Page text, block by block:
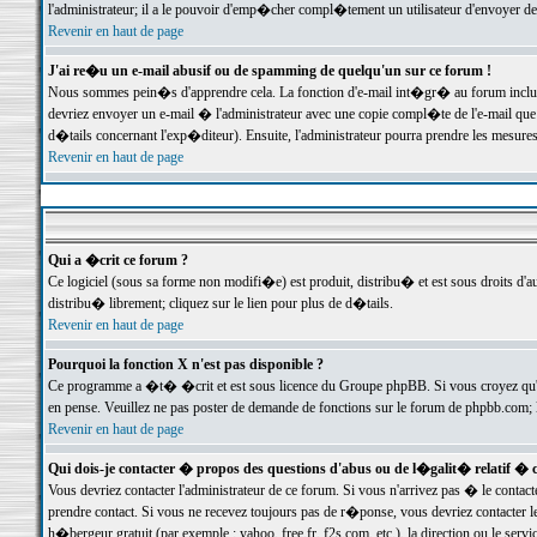
l'administrateur; il a le pouvoir d'emp�cher compl�tement un utilisateur d'envoyer
Revenir en haut de page
J'ai re�u un e-mail abusif ou de spamming de quelqu'un sur ce forum !
Nous sommes pein�s d'apprendre cela. La fonction d'e-mail int�gr� au forum inclut
devriez envoyer un e-mail � l'administrateur avec une copie compl�te de l'e-mail
d�tails concernant l'exp�diteur). Ensuite, l'administrateur pourra prendre les
Revenir en haut de page
Qui a �crit ce forum ?
Ce logiciel (sous sa forme non modifi�e) est produit, distribu� et est sous droits
distribu� librement; cliquez sur le lien pour plus de d�tails.
Revenir en haut de page
Pourquoi la fonction X n'est pas disponible ?
Ce programme a �t� �crit et est sous licence du Groupe phpBB. Si vous croyez
en pense. Veuillez ne pas poster de demande de fonctions sur le forum de
Revenir en haut de page
Qui dois-je contacter � propos des questions d'abus ou de l�galit� relatif �
Vous devriez contacter l'administrateur de ce forum. Si vous n'arrivez pas � le
prendre contact. Si vous ne recevez toujours pas de r�ponse, vous devriez
h�bergeur gratuit (par exemple : yahoo, free.fr, f2s.com, etc.), la direction ou le